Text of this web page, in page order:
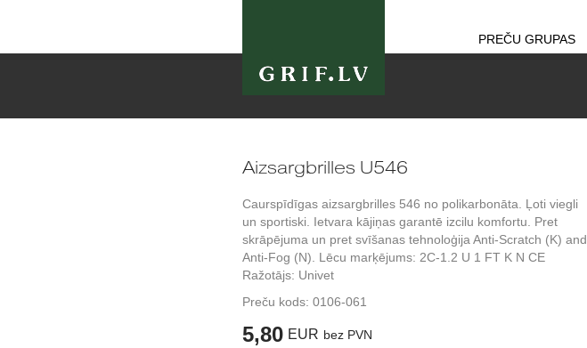
PREČU GRUPAS
Aizsargbrilles U546
Caurspīdīgas aizsargbrilles 546 no polikarbonāta. Ļoti viegli
un sportiski. Ietvara kājiņas garantē izcilu komfortu. Pret
skrāpējuma un pret svīšanas tehnoloģija Anti-Scratch (K) and
Anti-Fog (N). Lēcu marķējums: 2C-1.2 U 1 FT K N CE
Ražotājs: Univet
Preču kods: 0106-061
5,80 EUR bez PVN